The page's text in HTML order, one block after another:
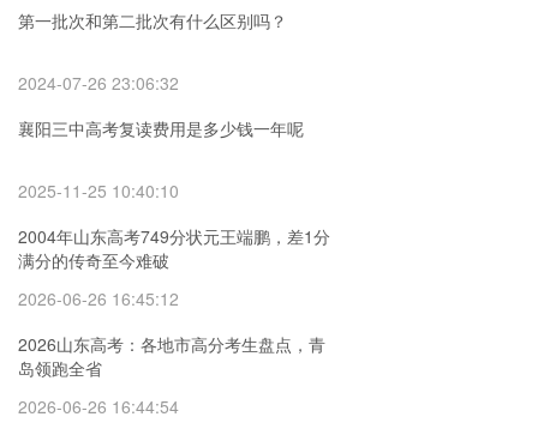
第一批次和第二批次有什么区别吗？
2024-07-26 23:06:32
襄阳三中高考复读费用是多少钱一年呢
2025-11-25 10:40:10
2004年山东高考749分状元王端鹏，差1分
满分的传奇至今难破
2026-06-26 16:45:12
2026山东高考：各地市高分考生盘点，青
岛领跑全省
2026-06-26 16:44:54